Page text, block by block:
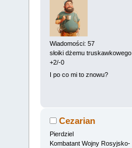
Wiadomości: 57
słoiki dżemu truskawkowego
+2/-0
I po co mi to znowu?
Cezarian
Pierdziel
Kombatant Wojny Rosyjsko-